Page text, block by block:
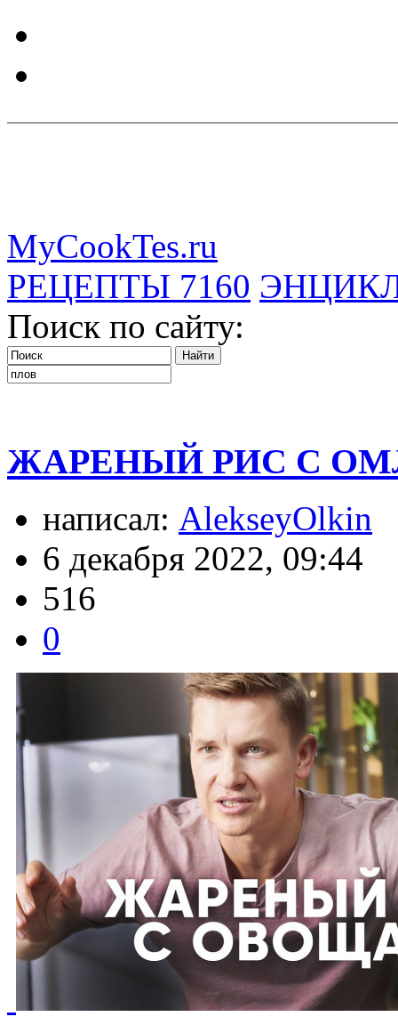
MyCookTes.ru
РЕЦЕПТЫ 7160
Поиск по сайту:
ЖАРЕНЫЙ РИС С
написал: AlekseyOlkin
6 декабря 2022, 09:44
516
0